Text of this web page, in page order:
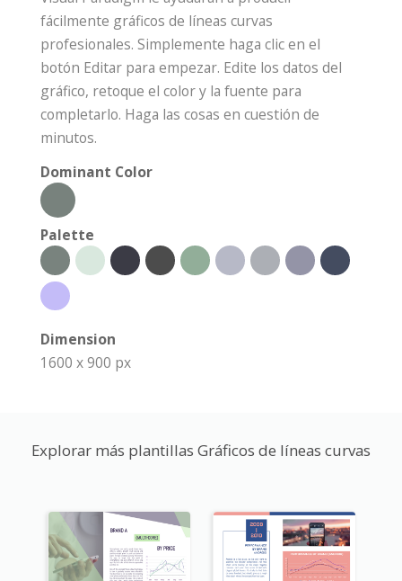
fácilmente gráficos de líneas curvas
profesionales. Simplemente haga clic en el
botón Editar para empezar. Edite los datos del
gráfico, retoque el color y la fuente para
completarlo. Haga las cosas en cuestión de
minutos.
Dominant Color
Palette
Dimension
1600 x 900 px
Explorar más plantillas Gráficos de líneas curvas